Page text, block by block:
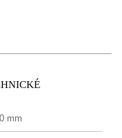
mm